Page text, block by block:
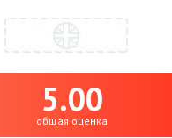
5.00
общая оценка